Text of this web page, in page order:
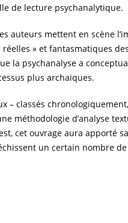
de lecture psychanalytique.
auteurs mettent en scène
» et fantasmatiques
la psychanalyse a
plus archaïques.
– classés
méthodologie d’analyse
cet ouvrage aura apporté
un certain nombre